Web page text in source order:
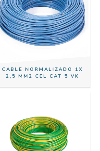
CABLE NORMALIZADO 1X
2,5 MM2 CEL CAT 5 VK